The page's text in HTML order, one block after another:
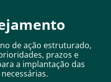
de ação estruturado,
prazos e
a implantação das